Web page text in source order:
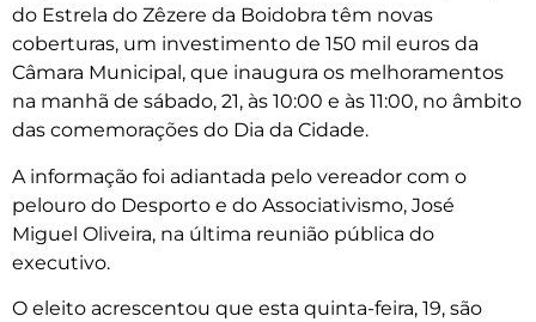
do Estrela do Zêzere da Boidobra têm novas
coberturas, um investimento de 150 mil euros da
Câmara Municipal, que inaugura os melhoramentos
na manhã de sábado, 21, às 10:00 e às 11:00, no âmbito
das comemorações do Dia da Cidade.
A informação foi adiantada pelo vereador com o
pelouro do Desporto e do Associativismo, José
Miguel Oliveira, na última reunião pública do
executivo.
O eleito acrescentou que esta quinta-feira, 19, são